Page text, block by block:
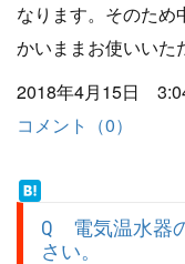
なります。そのため
かいままお使いいた
2018年4月15日
コメント（0）
Q 電気温水器
さい。